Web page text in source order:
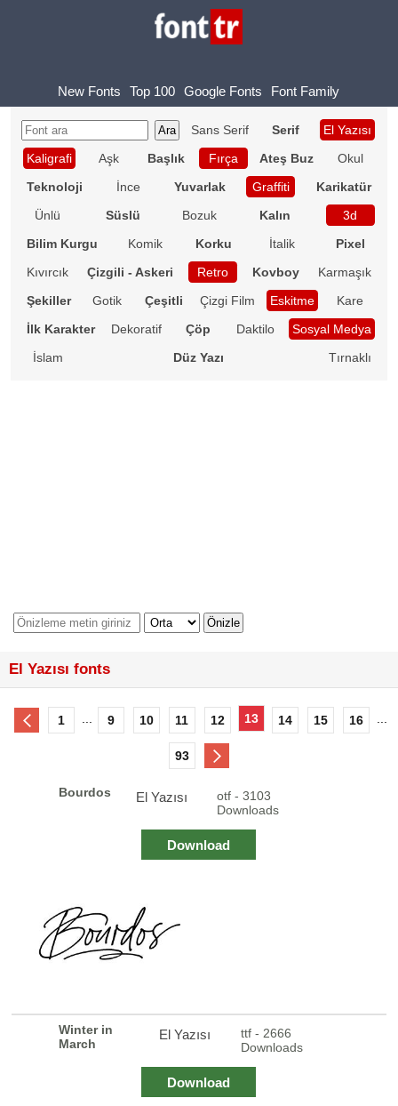
New Fonts Top 100 Google Fonts Font Family
Sans Serif Serif
El Yazısı
Kaligrafi
Aşk Başlık Fırça Ateş Buz
Okul
Teknoloji
İnce Yuvarlak Graffiti
Karikatür
Ünlü
Süslü Bozuk Kalın
3d
Bilim Kurgu
Komik Korku İtalik
Pixel
Kıvırcık
Çizgili - Askeri Retro Kovboy
Karmaşık
Şekiller
Gotik Çeşitli Çizgi Film Eskitme
Kare
İlk Karakter
Dekoratif Çöp Daktilo
Sosyal Medya
İslam
Düz Yazı Tırnaklı
El Yazısı fonts
1 9 10 11 12 13 14 15 16
93
Bourdos El Yazısı
otf - 3103
Downloads
Download
Winter in
March
El Yazısı
ttf - 2666
Downloads
Download